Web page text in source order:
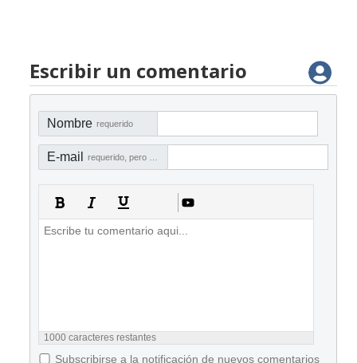
Escribir un comentario
Nombre requerido
E-mail
1000 caracteres restantes
Subscribirse a la notificación de nuevos comentarios